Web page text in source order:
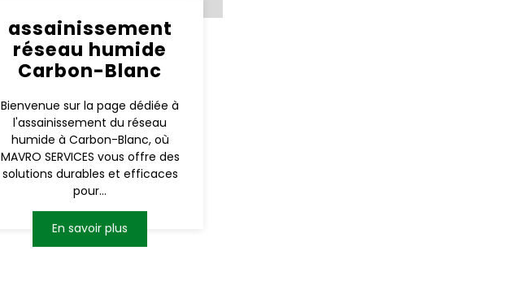
assainissement
réseau humide
Carbon-Blanc
Bienvenue sur la page dédiée à
l'assainissement du réseau
humide à Carbon-Blanc, où
MAVRO SERVICES vous offre des
solutions durables et efficaces
pour...
En savoir plus